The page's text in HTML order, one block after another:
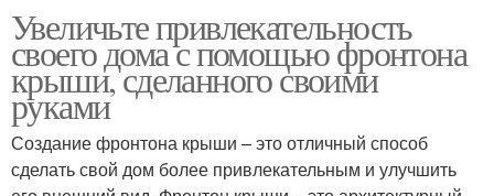
Увеличьте привлекательность
своего дома с помощью фронтона
крыши, сделанного своими
руками
Создание фронтона крыши – это отличный способ
сделать свой дом более привлекательным и улучшить